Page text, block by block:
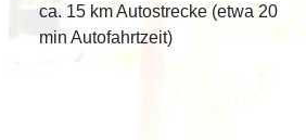
ca. 15 km Autostrecke (etwa 20
min Autofahrtzeit)